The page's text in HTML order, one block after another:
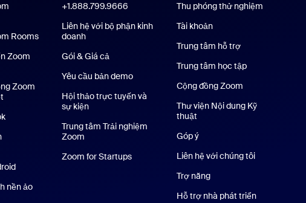
dụng Zoom Workplace
RoomsỨng dụng Zoom Rooms
Zoom
Zoom
dụng trên iPhone/iPad
Ứng dụng Android
nền ảoNền ảo Zoom
+1.888.799.9666
Liên hệ với bộ phận kinh
doanh
Gói & Giá cảGói dịch vụ và Mức giá
Yêu cầu bản demoYêu cầu demo
Hội thảo trực tuyến và
sự kiện
Trung tâm Trải nghiệm
Zoom Trung tâm Trải nghiệm Zoom
Zoom for StartupsZoom for Startups
Thu phóng thử nghiệm
Tài khoản
Trung tâm hỗ trợ
Trung tâm học tập
Cộng đồng Zoom
Thư viện Nội dung Kỹ
thuật
Góp ý
Liên hệ với chúng tôi
Trợ năng
Hỗ trợ nhà phát triển